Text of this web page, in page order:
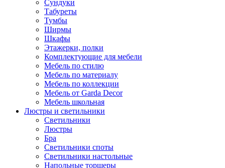
Сундуки
Табуреты
Тумбы
Ширмы
Шкафы
Этажерки, полки
Комплектующие для мебели
Мебель по стилю
Мебель по материалу
Мебель по коллекции
Мебель от Garda Decor
Мебель школьная
Люстры и светильники
Светильники
Люстры
Бра
Светильники споты
Светильники настольные
Напольные торшеры